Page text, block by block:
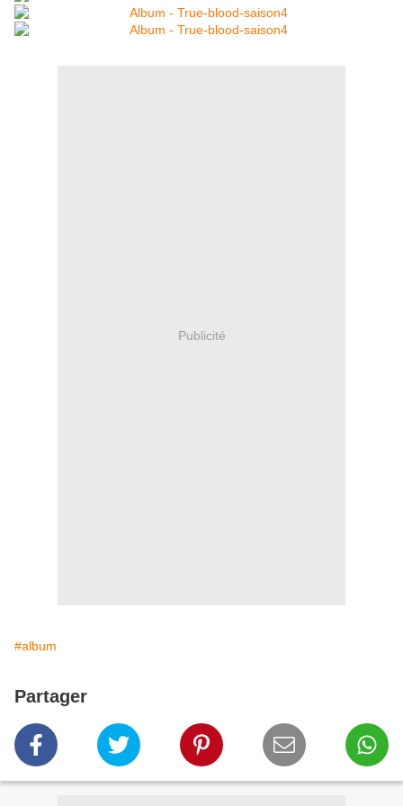
Publicité
#album
Partager